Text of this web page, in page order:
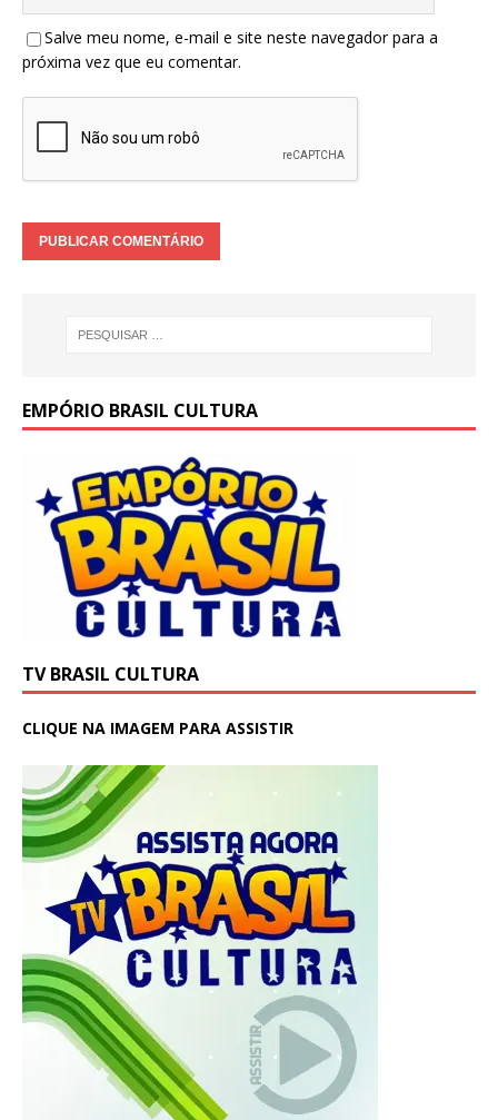
Salve meu nome, e-mail e site neste navegador para a
próxima vez que eu comentar.
EMPÓRIO BRASIL CULTURA
TV BRASIL CULTURA
CLIQUE NA IMAGEM PARA ASSISTIR